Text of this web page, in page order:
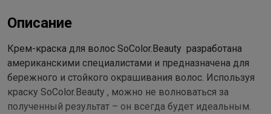
Описание
Крем-краска для волос SoColor.Beauty разработана
американскими специалистами и предназначена для
бережного и стойкого окрашивания волос. Используя
краску SoColor.Beauty , можно не волноваться за
полученный результат – он всегда будет идеальным.